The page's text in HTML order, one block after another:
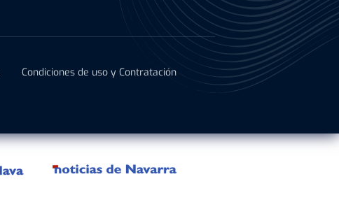
Condiciones de uso y Contratación